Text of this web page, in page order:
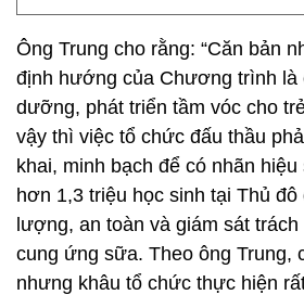
Ông Trung cho rằng: “Căn bản
định hướng của Chương trình là
dưỡng, phát triển tầm vóc cho
vậy thì việc tổ chức đấu thầu
khai, minh bạch để có nhãn
hơn 1,3 triệu học sinh tại Thủ đô
lượng, an toàn và giám sát
cung ứng sữa. Theo ông Trung,
nhưng khâu tổ chức thực hiện